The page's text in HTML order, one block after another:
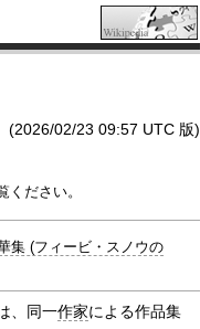
(2026/02/23 09:57 UTC 版)
ください。
集 (フィービ・スノウの
、同一作家による作品集